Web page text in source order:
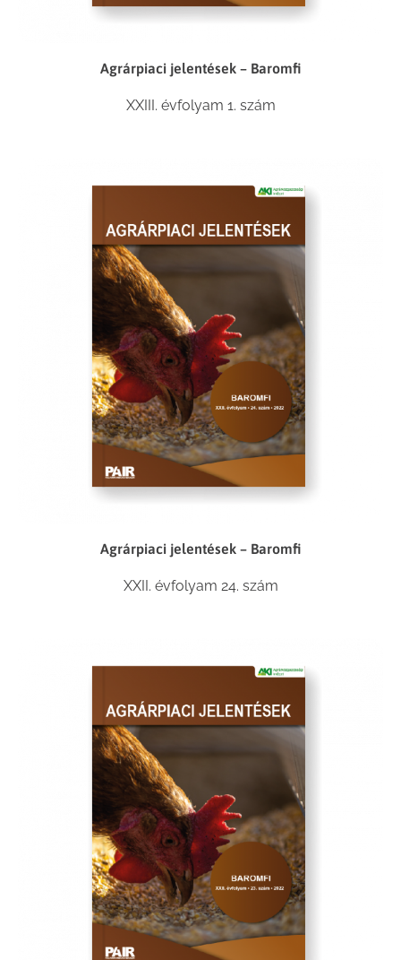
Agrárpiaci jelentések – Baromfi
XXIII. évfolyam 1. szám
Agrárpiaci jelentések – Baromfi
XXII. évfolyam 24. szám